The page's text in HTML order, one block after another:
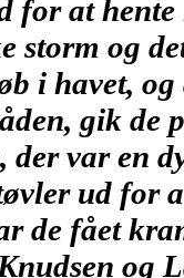
for at
storm og
i havet,
gik de
der var en
ud for
de fået
og